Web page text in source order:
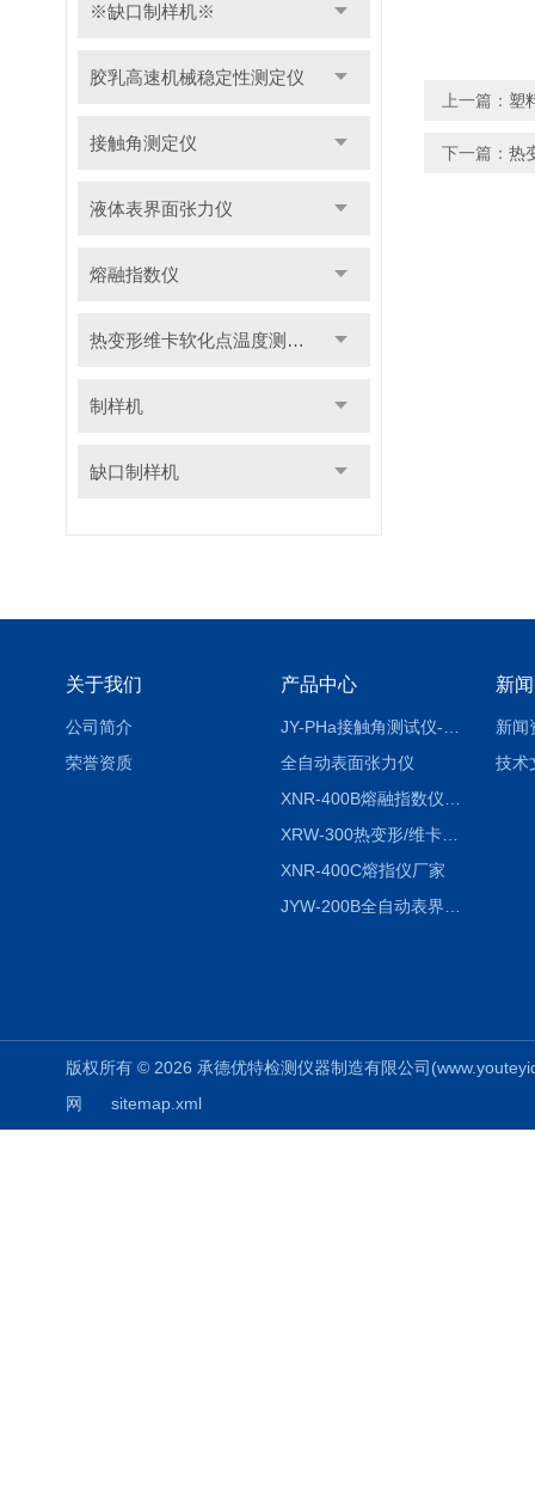
※缺口制样机※
胶乳高速机械稳定性测定仪
接触角测定仪
液体表界面张力仪
熔融指数仪
热变形维卡软化点温度测定仪
制样机
缺口制样机
上一篇： 塑
下一篇： 热
关于我们
公司简介
荣誉资质
产品中心
全自动表面张力仪
XRW-300热变形/维卡软化点温度测定仪
XNR-400C熔指仪厂家
新
新闻
技术
版权所有 © 2026 承德优特检测仪器制造有限公司
网
sitemap.xml